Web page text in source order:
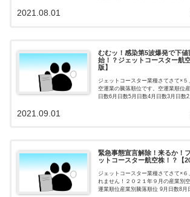
2021.08.01
むむッ！感染第5波爆発で下
始！？ジェットコースター航
版】
ジェットコースター業種さてさて×５
空運業の騰落順位です。空運業順位
日数6月日数5月日数4月日数3月日数
2021.09.01
緊急事態宣言解除！来るか！
ットコースター航空株！？【
ジェットコースター業種さてさて×６
れません！２０２１年９月の産業別
運業順位産業別騰落順位 9月日数8月